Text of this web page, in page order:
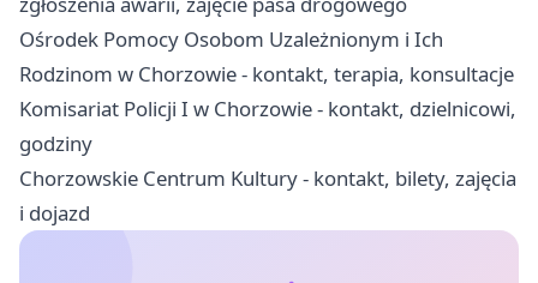
Ośrodek Pomocy Osobom Uzależnionym i Ich
Rodzinom w Chorzowie - kontakt, terapia, konsultacje
Komisariat Policji I w Chorzowie - kontakt, dzielnicowi,
godziny
Chorzowskie Centrum Kultury - kontakt, bilety, zajęcia
i dojazd